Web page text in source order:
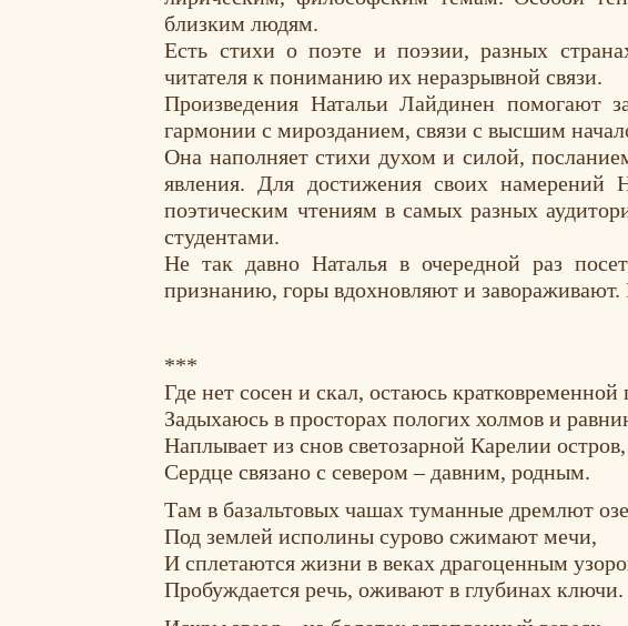
близким людям.
Есть стихи о поэте и поэзии, разных
читателя к пониманию их неразрывной связи.
Произведения Натальи Лайдинен помогают
гармонии с мирозданием, связи с высшим
Она наполняет стихи духом и силой,
явления. Для достижения своих намерений
поэтическим чтениям в самых разных
студентами.
Не так давноНаталья в очередной раз
признанию, горы вдохновляют и
***
Где нет сосен и скал, остаюсь кратковременной
Задыхаюсь в просторах пологих холмов и
Наплывает из снов светозарной Карелии остров,
Сердце связано с севером – давним, родным.
Там в базальтовых чашах туманные дремлют
Под землей исполины сурово сжимают мечи,
И сплетаются жизни в веках драгоценным
Пробуждается речь, оживают в глубинах ключи.